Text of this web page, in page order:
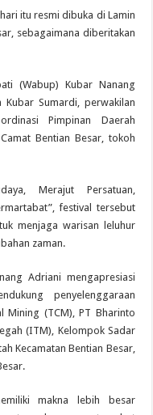
itu resmi dibuka di Lamin
sebagaimana diberitakan
(Wabup) Kubar Nanang
Kubar Sumardi, perwakilan
Pimpinan Daerah
Bentian Besar, tokoh
Merajut Persatuan,
festival tersebut
menjaga warisan leluhur
zaman.
Adriani mengapresiasi
penyelenggaraan
Mining (TCM), PT Bharinto
(ITM), Kelompok Sadar
Kecamatan Bentian Besar,
makna lebih besar